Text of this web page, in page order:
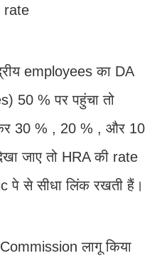
rate
employees का DA
50 % पर पहुंचा तो
30 % , 20 % , और 10
जाए तो HRA की rate
पे से सीधा लिंक रखती हैं।
लागू किया